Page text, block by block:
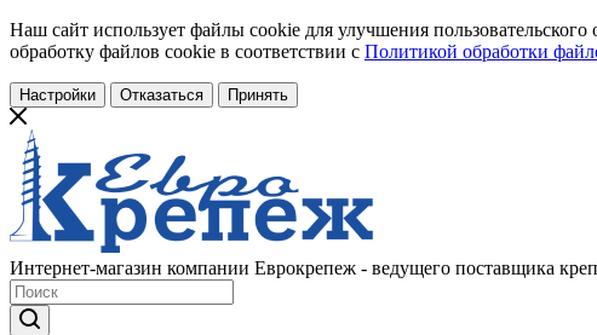
Наш сайт использует файлы cookie для улучшения
обработку файлов cookie в соответствии с Политикой обработки
Настройки Отказаться Принять
Интернет-магазин компании Еврокрепеж - ведущего поставщика